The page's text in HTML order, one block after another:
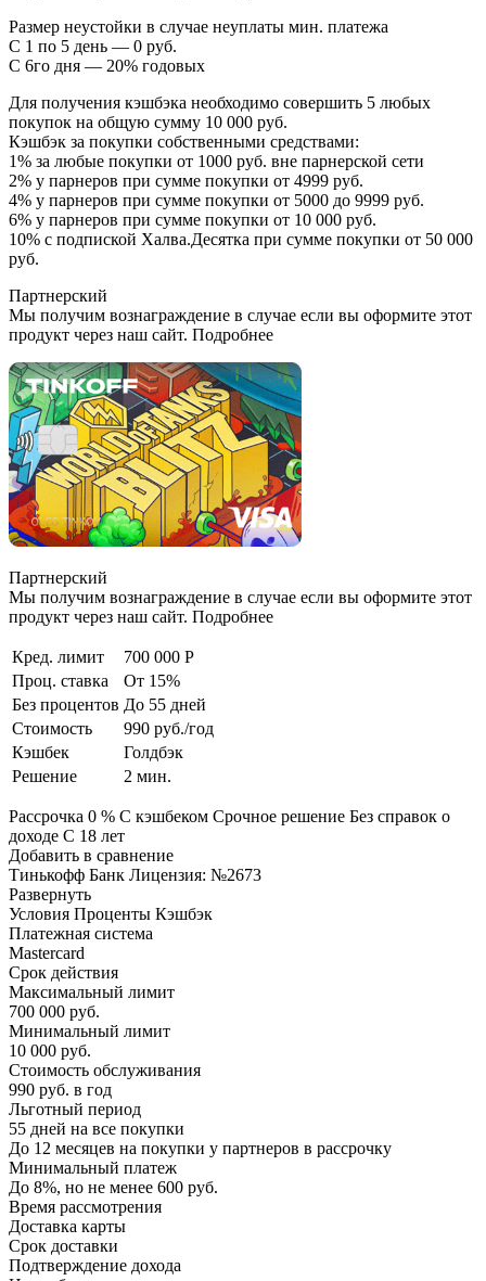
Размер неустойки в случае неуплаты мин. платежа
С 1 по 5 день — 0 руб.
С 6го дня — 20% годовых
Для получения кэшбэка необходимо совершить 5 любых
покупок на общую сумму 10 000 руб.
Кэшбэк за покупки собственными средствами:
1% за любые покупки от 1000 руб. вне парнерской сети
2% у парнеров при сумме покупки от 4999 руб.
4% у парнеров при сумме покупки от 5000 до 9999 руб.
6% у парнеров при сумме покупки от 10 000 руб.
10% с подпиской Халва.Десятка при сумме покупки от 50 000
руб.
Партнерский
Мы получим вознаграждение в случае если вы оформите этот
продукт через наш сайт. Подробнее
Партнерский
Мы получим вознаграждение в случае если вы оформите этот
продукт через наш сайт. Подробнее
Кред. лимит
700 000 Р
Проц. ставка
От 15%
Без процентов До 55 дней
Стоимость
990 руб./год
Кэшбек
Голдбэк
Решение
2 мин.
Рассрочка 0 % С кэшбеком Срочное решение Без справок о
доходе С 18 лет
Добавить в сравнение
Тинькофф Банк Лицензия: №2673
Развернуть
Условия Проценты Кэшбэк
Платежная система
Mastercard
Срок действия
Максимальный лимит
700 000 руб.
Минимальный лимит
10 000 руб.
Стоимость обслуживания
990 руб. в год
Льготный период
55 дней на все покупки
До 12 месяцев на покупки у партнеров в рассрочку
Минимальный платеж
До 8%, но не менее 600 руб.
Время рассмотрения
Доставка карты
Срок доставки
Подтверждение дохода